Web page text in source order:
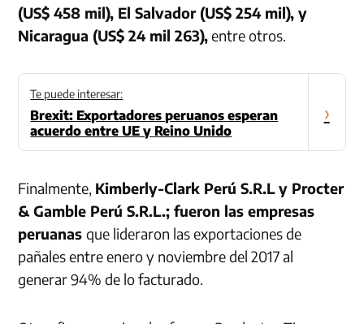
(US$ 458 mil), El Salvador (US$ 254 mil), y
Nicaragua (US$ 24 mil 263), entre otros.
Te puede interesar:
Brexit: Exportadores peruanos esperan
acuerdo entre UE y Reino Unido
›
Finalmente, Kimberly-Clark Perú S.R.L y Procter
& Gamble Perú S.R.L.; fueron las empresas
peruanasque lideraron las exportaciones de
pañales entre enero y noviembre del 2017 al
generar 94% de lo facturado.